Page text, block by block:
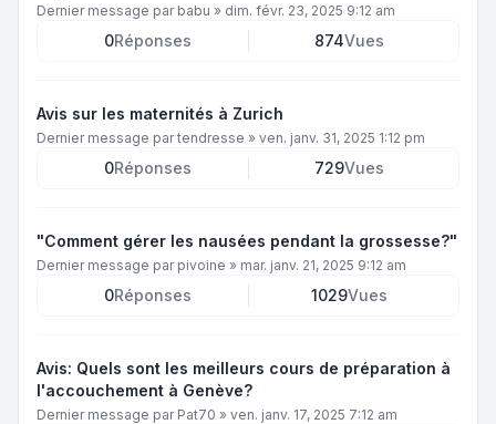
Dernier message par babu » dim. févr. 23, 2025 9:12 am
0Réponses 874Vues
Avis sur les maternités à Zurich
Dernier message partendresse » ven. janv. 31, 2025 1:12 pm
0Réponses 729Vues
"Comment gérer les nausées pendant la grossesse?"
Dernier message par pivoine » mar. janv. 21, 2025 9:12 am
0Réponses 1029Vues
Avis: Quels sont les meilleurs cours de préparation à
l'accouchement à Genève?
Dernier message par Pat70 » ven. janv. 17, 2025 7:12 am